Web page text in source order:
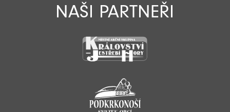
NAŠI PARTNEŘI